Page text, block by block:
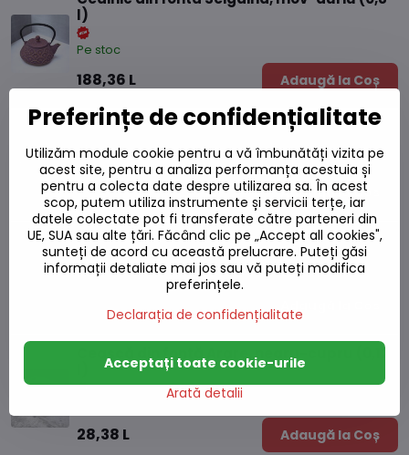
l)
Pe stoc
188,36 L Adaugă la Coș
Ceainic din fontă Arare, negru-cupru (0,8 l)
Pe stoc
188,36 L Adaugă la Coș
Ceașcă din fontă Itome, petrol (0,12 l)
Pe stoc
28,38 L Adaugă la Coș
Ceașcă din fontă Arare, negru-cupru (0,12
28,38 L Adaugă la Coș
Preferințe de confidențialitate
Utilizăm module cookie pentru a vă îmbunătăți vizita pe
acest site, pentru a analiza performanța acestuia și
pentru a colecta date despre utilizarea sa. În acest
scop, putem utiliza instrumente și servicii terțe, iar
datele colectate pot fi transferate către parteneri din
UE, SUA sau alte țări. Făcând clic pe „Accept all cookies",
sunteți de acord cu această prelucrare. Puteți găsi
informații detaliate mai jos sau vă puteți modifica
preferințele.
Declarația de confidențialitate
Arată detalii
Acceptați toate cookie-urile